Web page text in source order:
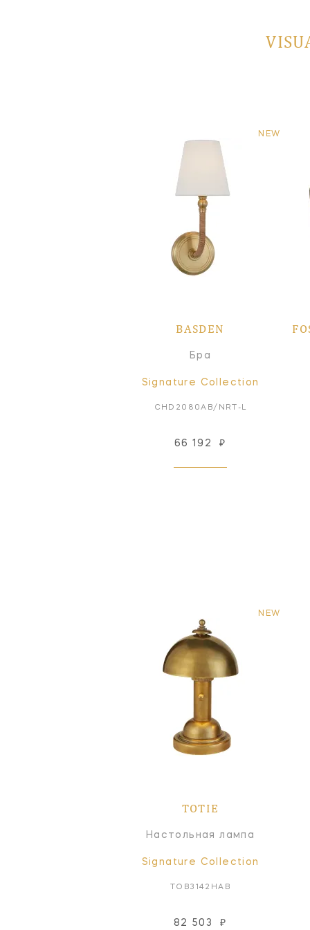
NEW
BASDEN
Бра
Signature Collection
CHD2080AB/NRT-L
66 192 ₽
NEW
TOTIE
Настольная лампа
Signature Collection
TOB3142HAB
82 503 ₽